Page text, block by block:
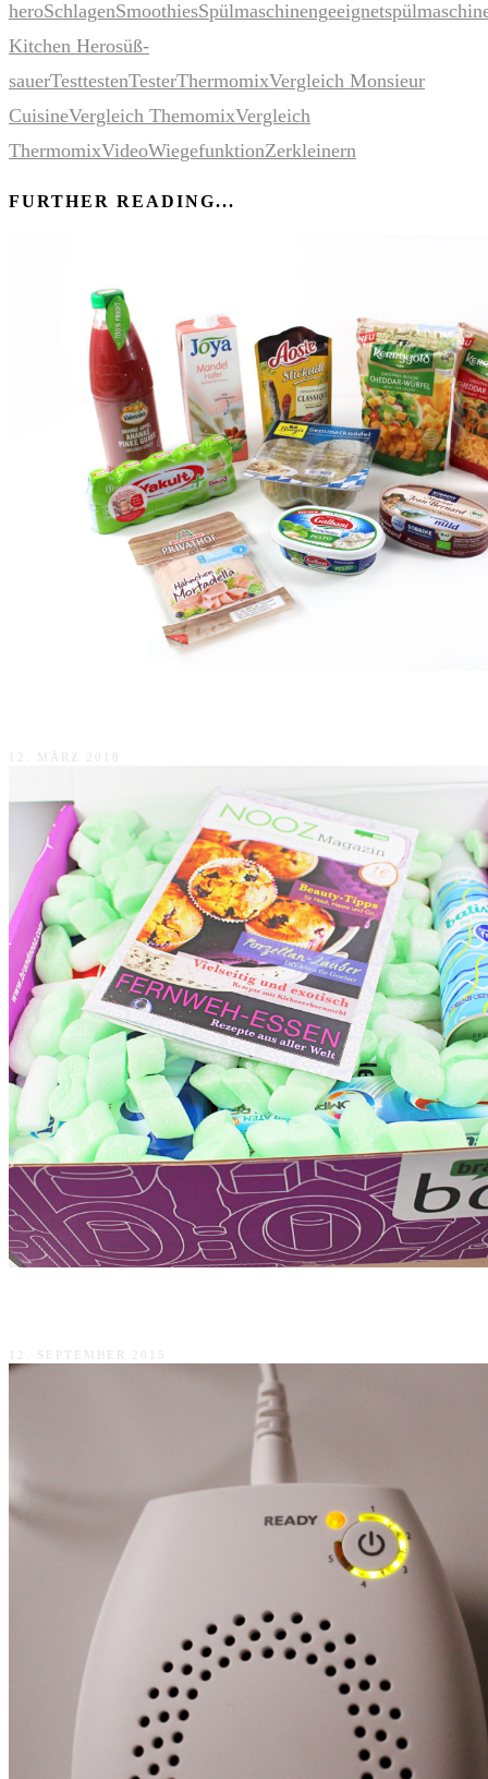
heroSchlagenSmoothiesSpülmaschinengeeignet
Kitchen Herosüß-
sauerTesttestenTesterThermomixVergleich Monsieur
CuisineVergleich ThemomixVergleich
ThermomixVideoWiegefunktionZerkleinern
FURTHER READING...
12. MÄRZ 2018
12. SEPTEMBER 2015